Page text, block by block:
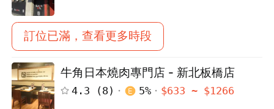
訂位已滿，查看更多時段
牛角日本燒肉專門店 - 新北板橋店
4.3 (8) 5% $633 ~ $1266